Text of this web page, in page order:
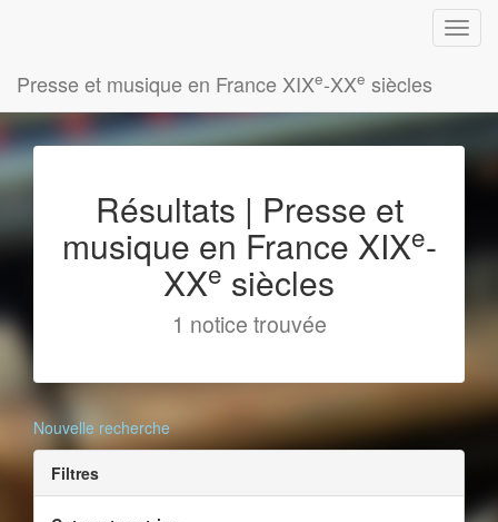
Presse et musique en France XIXe-XXe siècles
Résultats | Presse et
musique en France XIXe-
XXe siècles
1 notice trouvée
Nouvelle recherche
Filtres